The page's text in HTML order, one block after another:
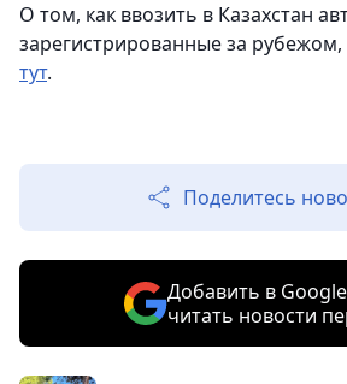
О том, как ввозить в Казахстан
зарегистрированные за
тут.
Поделитесь
Добавить в
читать новости